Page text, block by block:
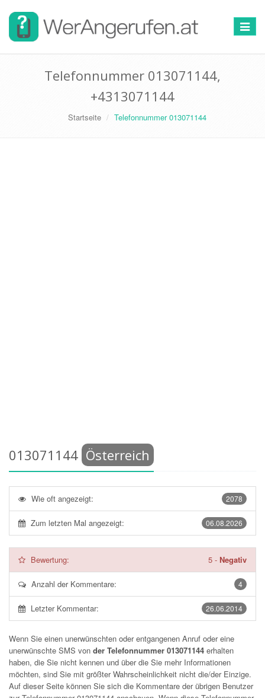
Toggle
Telefonnummer 013071144,
+4313071144
Startseite Telefonnummer 013071144
013071144 Österreich
2078
Wie oft angezeigt:
06.08.2026
Zum letzten Mal angezeigt:
Bewertung: 5 - Negativ
4
Anzahl der Kommentare:
26.06.2014
Letzter Kommentar:
Wenn Sie einen unerwünschten oder entgangenen Anruf oder eine
unerwünschte SMS von der Telefonnummer 013071144 erhalten
haben, die Sie nicht kennen und über die Sie mehr Informationen
möchten, sind Sie mit größter Wahrscheinlichkeit nicht die/der Einzige.
Auf dieser Seite können Sie sich die Kommentare der übrigen Benutzer